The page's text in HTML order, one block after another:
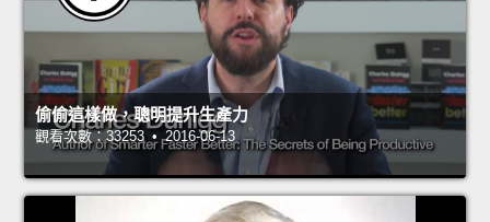
偷偷這樣做，聰明提升生產力
觀看次數：33253 • 2016-06-13